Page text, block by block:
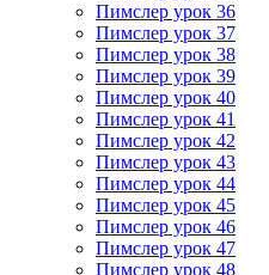
Пимслер урок 36
Пимслер урок 37
Пимслер урок 38
Пимслер урок 39
Пимслер урок 40
Пимслер урок 41
Пимслер урок 42
Пимслер урок 43
Пимслер урок 44
Пимслер урок 45
Пимслер урок 46
Пимслер урок 47
Пимслер урок 48